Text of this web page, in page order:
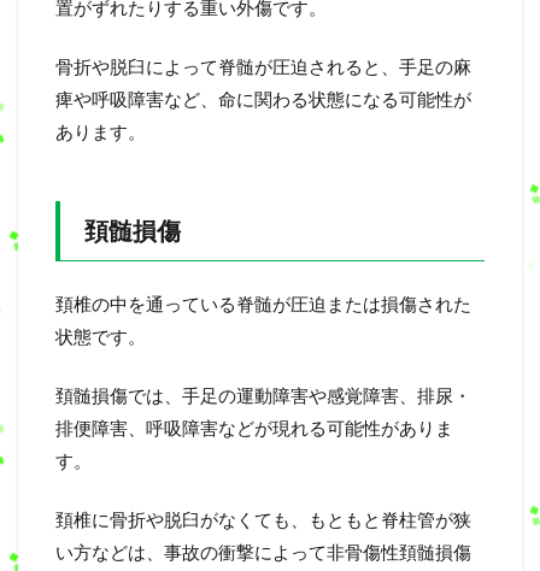
置がずれたりする重い外傷です。
骨折や脱臼によって脊髄が圧迫されると、手足の麻
痺や呼吸障害など、命に関わる状態になる可能性が
あります。
頚髄損傷
頚椎の中を通っている脊髄が圧迫または損傷された
状態です。
頚髄損傷では、手足の運動障害や感覚障害、排尿・
排便障害、呼吸障害などが現れる可能性がありま
す。
頚椎に骨折や脱臼がなくても、もともと脊柱管が狭
い方などは、事故の衝撃によって非骨傷性頚髄損傷